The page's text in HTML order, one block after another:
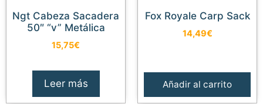
Ngt Cabeza Sacadera
50″ “v” Metálica
15,75€
Leer más
Fox Royale Carp Sack
14,49€
Añadir al carrito